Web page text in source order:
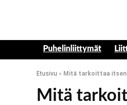
Puhelinliittymät
Etusivu » Mitä tarkoittaa
Mitä